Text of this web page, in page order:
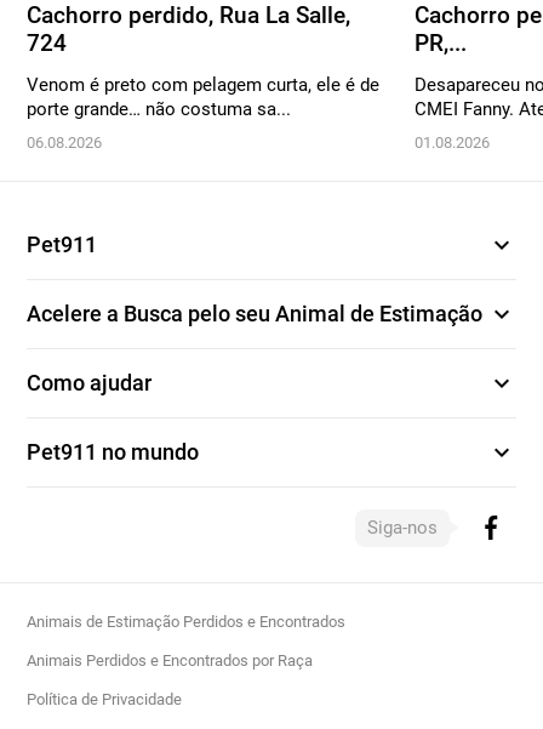
Cachorro perdido, Rua La Salle,
724
Venom é preto com pelagem curta, ele é de
porte grande… não costuma sa...
06.08.2026
Cachorro
PR,...
Desapareceu
CMEI Fanny.
01.08.2026
Pet911 expand_more
Acelere a Busca pelo seu Animal de Estimação expand_more
Como ajudar expand_more
Pet911 no mundo expand_more
Siga-nos
Animais de Estimação Perdidos e Encontrados
Animais Perdidos e Encontrados por Raça
Política de Privacidade